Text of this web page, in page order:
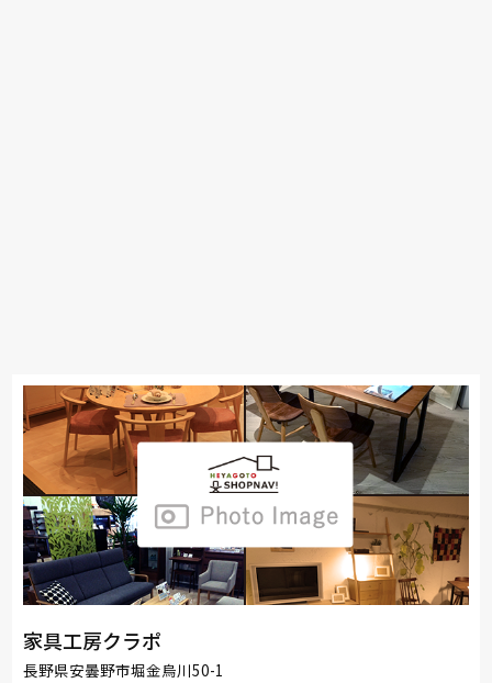
家具工房クラポ
長野県安曇野市堀金烏川50-1